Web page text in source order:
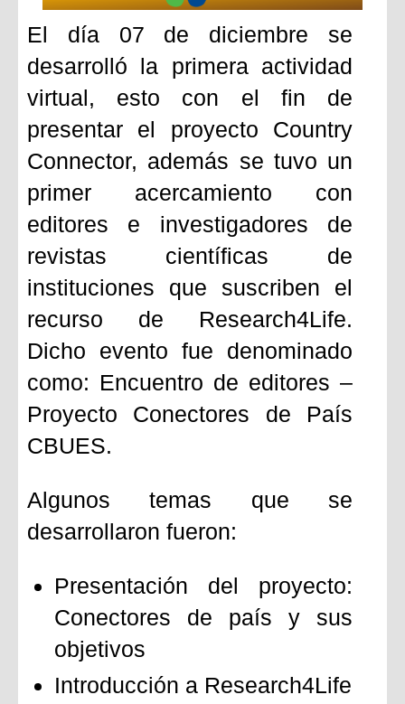
El día 07 de diciembre se
desarrolló la primera actividad
virtual, esto con el fin de
presentar el proyecto Country
Connector, además se tuvo un
primer acercamiento con
editores e investigadores de
revistas científicas de
instituciones que suscriben el
recurso de Research4Life.
Dicho evento fue denominado
como: Encuentro de editores –
Proyecto Conectores de País
CBUES.
Algunos temas que se
desarrollaron fueron:
Presentación del proyecto:
Conectores de país y sus
objetivos
Introducción a Research4Life